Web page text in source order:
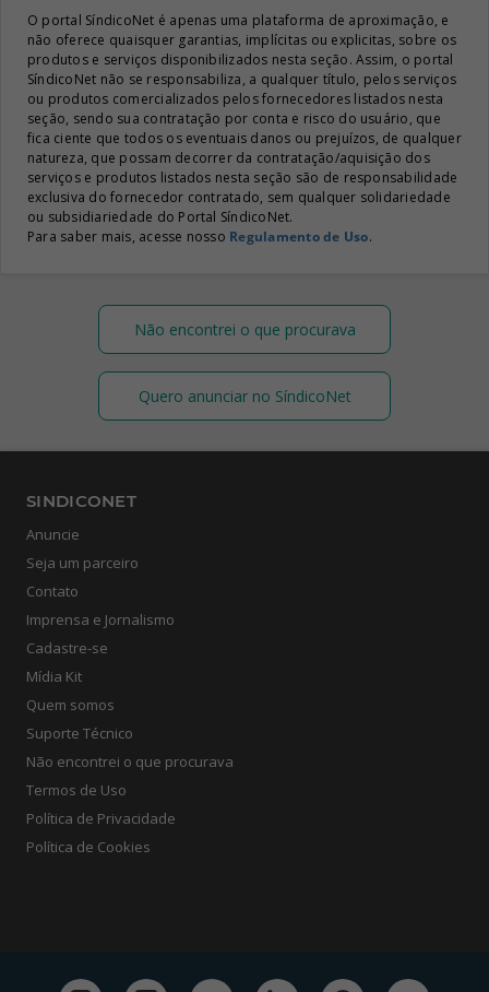
O portal SíndicoNet é apenas uma plataforma de aproximação, e
não oferece quaisquer garantias, implícitas ou explicitas, sobre os
produtos e serviços disponibilizados nesta seção. Assim, o portal
SíndicoNet não se responsabiliza, a qualquer título, pelos serviços
ou produtos comercializados pelos fornecedores listados nesta
seção, sendo sua contratação por conta e risco do usuário, que
fica ciente que todos os eventuais danos ou prejuízos, de qualquer
natureza, que possam decorrer da contratação/aquisição dos
serviços e produtos listados nesta seção são de responsabilidade
exclusiva do fornecedor contratado, sem qualquer solidariedade
ou subsidiariedade do Portal SíndicoNet.
Para saber mais, acesse nosso Regulamento de Uso.
Não encontrei o que procurava
Quero anunciar no SíndicoNet
SINDICONET
Anuncie
Seja um parceiro
Contato
Imprensa e Jornalismo
Cadastre-se
Mídia Kit
Quem somos
Suporte Técnico
Não encontrei o que procurava
Termos de Uso
Política de Privacidade
Política de Cookies